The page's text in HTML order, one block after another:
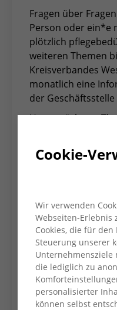
Fragen über
Person oder ein*e
plötzlich
weiteren Themen
Kreisverbandes
monatlich eine
der Geschäftsstelle
Unser nächstes
umfangreiches
Entlastung der
mehr am 27.
Uerdinger Straße
Um
788 92 80 oder per
Hier schon mal
nächsten Inhalte
Cookie-
Wir verwenden
Webseiten-Erlebnis
Cookies, die für
Steuerung unserer
Unternehmensziele
die lediglich zu
personalisierter
können selbst